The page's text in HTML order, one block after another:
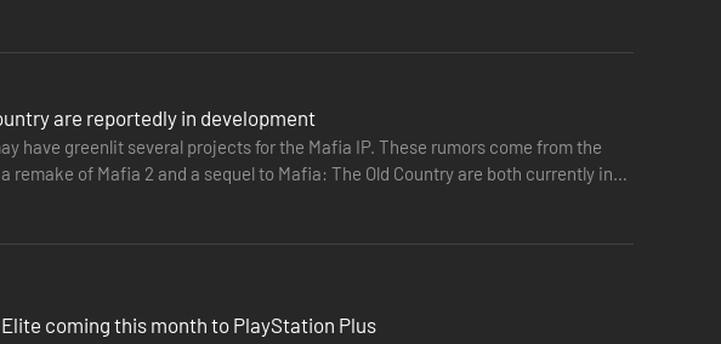
are reportedly in development
have greenlit several projects for the Mafia IP. These rumors come from the
of Mafia 2 and a sequel to Mafia: The Old Country are both currently in
coming this month to PlayStation Plus